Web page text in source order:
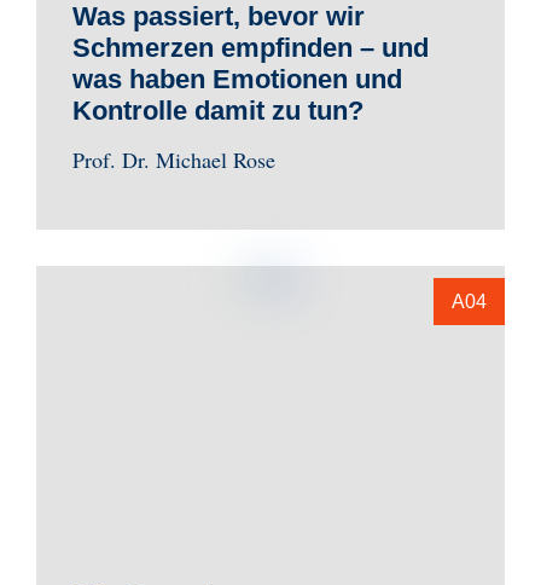
Was passiert, bevor wir
Schmerzen empfinden – und
was haben Emotionen und
Kontrolle damit zu tun?
Prof. Dr. Michael Rose
A04